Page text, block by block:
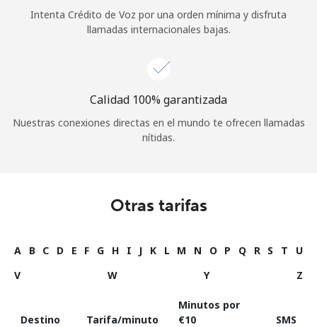
Intenta Crédito de Voz por una orden mínima y disfruta
llamadas internacionales bajas.
Calidad 100% garantizada
Nuestras conexiones directas en el mundo te ofrecen llamadas
nítidas.
Otras tarifas
A B C D E F G H I J K L M N O P Q R S T
U
V
W Y Z
Destino Tarifa/minuto
Minutos por
⁦€10⁩
SMS